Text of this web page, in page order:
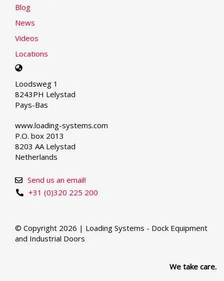
Blog
News
Videos
Locations
Select
language
Loodsweg 1
8243PH Lelystad
Pays-Bas
www.loading-systems.com
P.O. box 2013
8203 AA Lelystad
Netherlands
+31 (0)320 225 200
Send us an email!
© Copyright 2026 | Loading Systems - Dock Equipment
and Industrial Doors
We take care.